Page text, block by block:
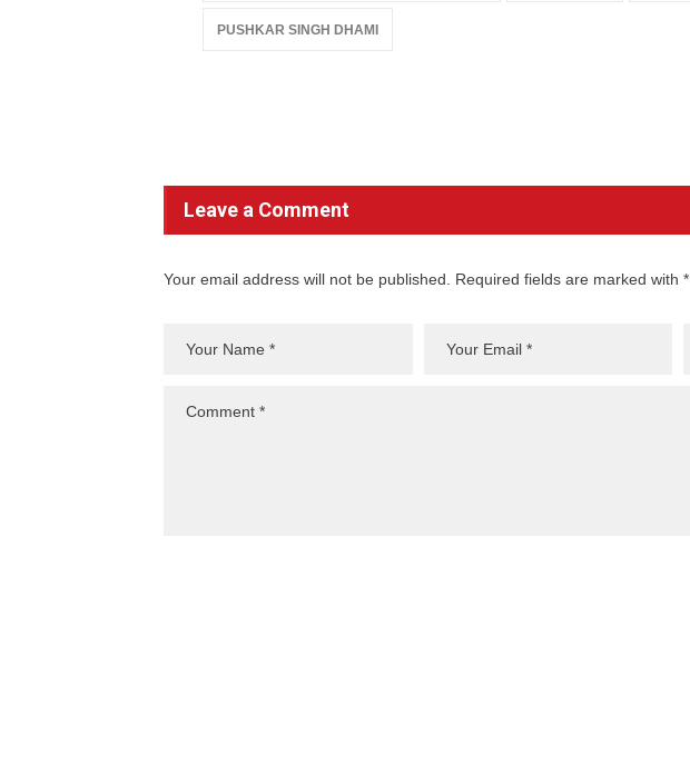
PUSHKAR SINGH DHAMI
Leave a Comment
Your email address will not be published. Required fields are marked with *